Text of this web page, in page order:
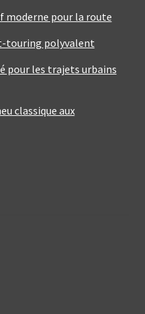
moderne pour la route
touring polyvalent
pour les trajets urbains
classique aux